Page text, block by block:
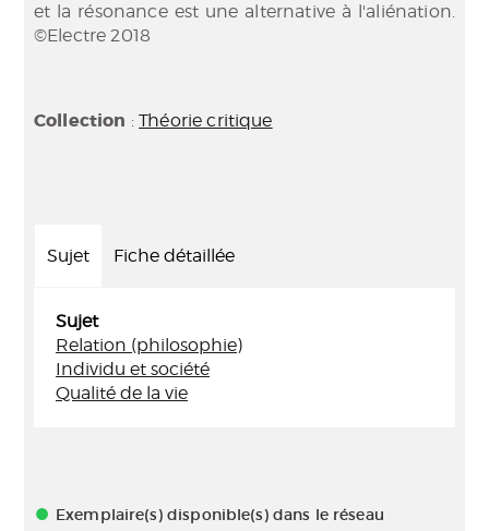
et la résonance est une alternative à l'aliénation.
©Electre 2018
Collection :Théorie critique
Sujet Fiche détaillée
Sujet
Relation (philosophie)
Individu et société
Qualité de la vie
Exemplaire(s) disponible(s) dans le réseau